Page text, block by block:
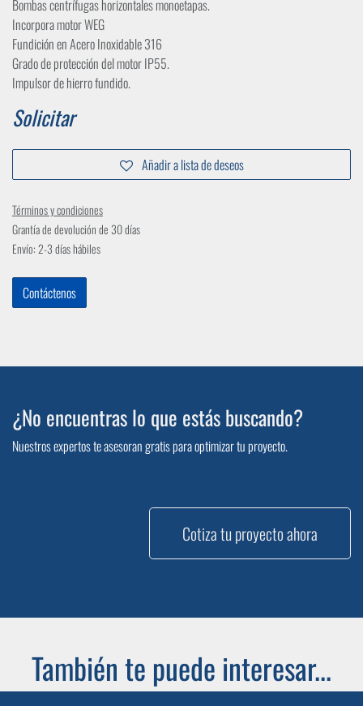
Bombas centrífugas horizontales monoetapas.
Incorpora motor WEG
Fundición en Acero Inoxidable 316
Grado de protección del motor IP55.
Impulsor de hierro fundido.
Solicitar
Añadir a lista de deseos
Términos y condiciones
Grantía de devolución de 30 días
Envío: 2-3 días hábiles
Contáctenos
¿No encuentras lo que estás buscando?
Nuestros expertos te asesoran gratis para optimizar tu proyecto.
Cotiza tu proyecto ahora
También te puede interesar...